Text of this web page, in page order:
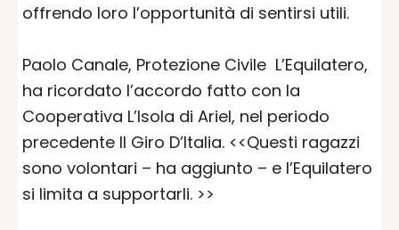
offrendo loro l’opportunità di sentirsi utili.
Paolo Canale, Protezione Civile L’Equilatero,
ha ricordato l’accordo fatto con la
Cooperativa L’Isola di Ariel, nel periodo
precedente Il Giro D’Italia. <<Questi ragazzi
sono volontari – ha aggiunto – e l’Equilatero
si limita a supportarli. >>